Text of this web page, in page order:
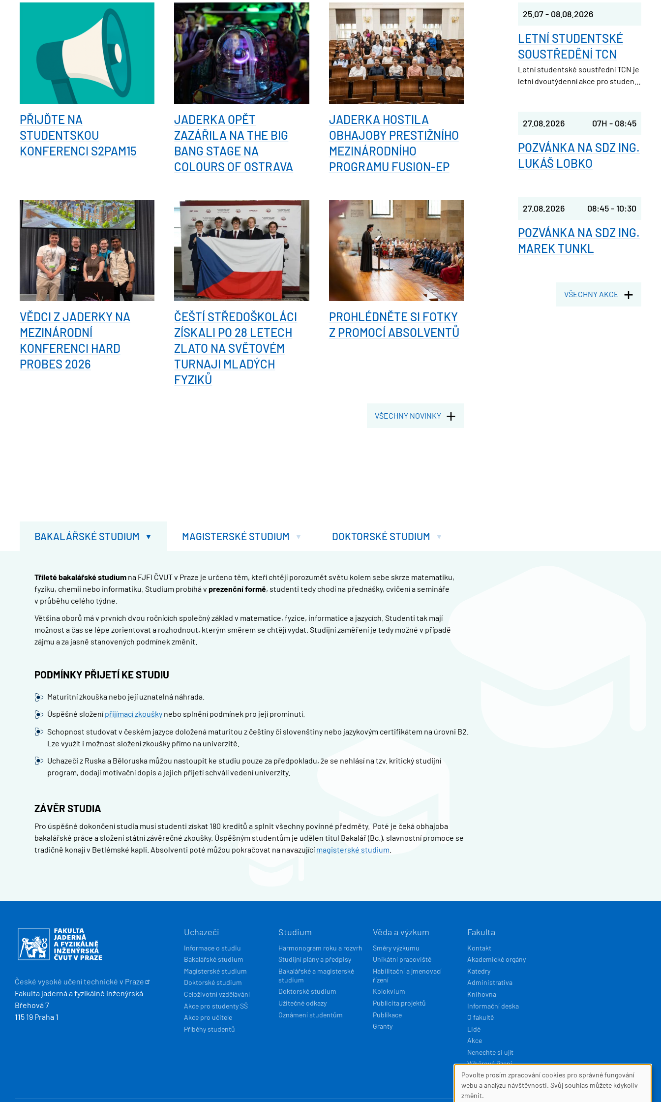
25.07- 08.08.2026
LETNÍ STUDENTSKÉ
SOUSTŘEDĚNÍ TCN
Letní studentské soustřední TCN je
letní dvoutýdenní akce pro studenty
která ještě nedávno seděla v
laviciích jako ty.
27.08.2026 07H - 08:45
POZVÁNKA NA SDZ ING.
LUKÁŠ LOBKO
27.08.2026 08:45- 10:30
POZVÁNKA NA SDZ ING.
MAREK TUNKL
VŠECHNY AKCE
PŘIJĎTE NA
STUDENTSKOU
KONFERENCI S2PAM15
JADERKA OPĚT
ZAZÁŘILA NA THE BIG
BANG STAGE NA
COLOURS OF OSTRAVA
JADERKA HOSTILA
OBHAJOBY PRESTIŽNÍHO
MEZINÁRODNÍHO
PROGRAMU FUSION-EP
VĚDCI Z JADERKY NA
MEZINÁRODNÍ
KONFERENCI HARD
PROBES 2026
ČEŠTÍ STŘEDOŠKOLÁCI
ZÍSKALI PO 28 LETECH
ZLATO NA SVĚTOVÉM
TURNAJI MLADÝCH
FYZIKŮ
PROHLÉDNĚTE SI FOTKY
Z PROMOCÍ ABSOLVENTŮ
VŠECHNY NOVINKY
BAKALÁŘSKÉ STUDIUM MAGISTERSKÉ STUDIUM DOKTORSKÉ STUDIUM
Tříleté bakalářské studium na FJFI ČVUT v Praze je určeno těm, kteří chtějí porozumět světu kolem sebe skrze matematiku,
fyziku, chemii nebo informatiku. Studium probíhá v prezenční formě, studenti tedy chodí na přednášky, cvičení a semináře
v průběhu celého týdne.
Většina oborů má v prvních dvou ročnících společný základ v matematice, fyzice, informatice a jazycích. Studenti tak mají
možnost a čas se lépe zorientovat a rozhodnout, kterým směrem se chtějí vydat. Studijní zaměření je tedy možné v případě
zájmu a za jasně stanovených podmínek změnit.
PODMÍNKY PŘIJETÍ KE STUDIU
Maturitní zkouška nebo její uznatelná náhrada.
Úspěšné složení přijímací zkouškynebo splnění podmínek pro její prominutí.
Schopnost studovat v českém jazyce doložená maturitou z češtiny či slovenštiny nebo jazykovým certifikátem na úrovni B2.
Lze využít i možnost složení zkoušky přímo na univerzitě.
Uchazeči z Ruska a Běloruska můžou nastoupit ke studiu pouze za předpokladu, že se nehlásí na tzv. kritický studijní
program, dodají motivační dopis a jejich přijetí schválí vedení univerzity.
ZÁVĚR STUDIA
Pro úspěšné dokončení studia musí studenti získat 180 kreditů a splnit všechny povinné předměty. Poté je čeká obhajoba
bakalářské práce a složení státní závěrečné zkoušky. Úspěšným studentům je udělen titul Bakalář (Bc.), slavnostní promoce se
tradičně konají v Betlémské kapli. Absolventi poté můžou pokračovat na navazující magisterské studium
HLAVNÍ
NAVIGACE
Uchazeči
Informace o studiu
Bakalářské studium
Magisterské studium
Doktorské studium
Celoživotní vzdělávání
Akce pro studenty SŠ
Akce pro učitele
Příběhy studentů
Studium
Harmonogram roku a rozvrh
Studijní plány a předpisy
Bakalářské a magisterské
studium
Doktorské studium
Užitečné odkazy
Oznámení studentům
Věda a výzkum
Směry výzkumu
Unikátní pracoviště
Habilitační a jmenovací
řízení
Kolokvium
Publicita projektů
Publikace
Granty
Fakulta
Kontakt
Akademické orgány
Katedry
Administrativa
Knihovna
Informační deska
O fakultě
Lidé
Akce
Nenechte si ujít
Výběrová řízení
Obrázek
České vysoké učení technické v Praze
Fakulta jaderná a fyzikálně inženýrská
Břehová 7
115 19 Praha 1
Developed bySquelle
SOUBORY
Povolte prosím zpracování cookies pro správné fungování
webu a analýzu návštěvnosti. Svůj souhlas můžete kdykoliv
změnit.